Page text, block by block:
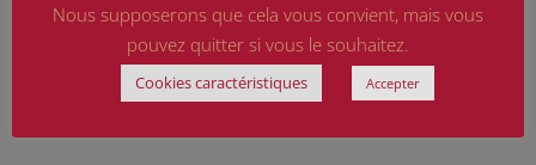
Nous supposerons que cela vous convient, mais vous
pouvez quitter si vous le souhaitez.
Cookies caractéristiques Accepter